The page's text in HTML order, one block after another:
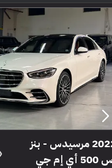
2022 مرسيدس - بنز
أي إم جي